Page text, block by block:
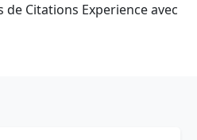
Citations Experience avec